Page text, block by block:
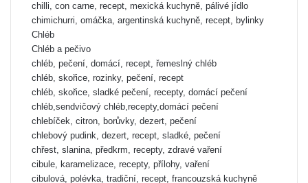
chilli, con carne, recept, mexická kuchyně, pálivé jídlo
chimichurri, omáčka, argentinská kuchyně, recept, bylinky
Chléb
Chléb a pečivo
chléb, pečení, domácí, recept, řemeslný chléb
chléb, skořice, rozinky, pečení, recept
chléb, skořice, sladké pečení, recepty, domácí pečení
chléb,sendvičový chléb,recepty,domácí pečení
chlebíček, citron, borůvky, dezert, pečení
chlebový pudink, dezert, recept, sladké, pečení
chřest, slanina, předkrm, recepty, zdravé vaření
cibule, karamelizace, recepty, přílohy, vaření
cibulová, polévka, tradiční, recept, francouzská kuchyně